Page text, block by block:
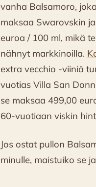
vanha Balsamoro,
maksaa Swarovskin
euroa / 100 ml, mikä
nähnyt markkinoilla.
extra vecchio -viiniä
vuotias Villa San
se maksaa 499,00
60-vuotiaan viskin
Jos ostat pullon
minulle, maistuiko se